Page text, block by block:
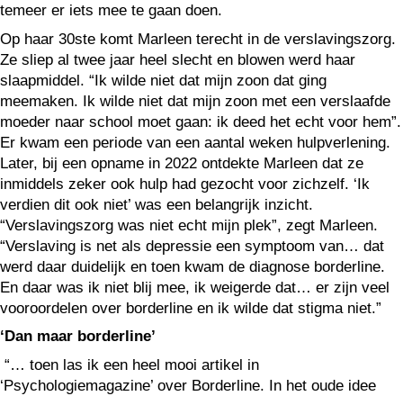
temeer er iets mee te gaan doen.
Op haar 30ste komt Marleen terecht in de verslavingszorg.
Ze sliep al twee jaar heel slecht en blowen werd haar
slaapmiddel. “Ik wilde niet dat mijn zoon dat ging
meemaken. Ik wilde niet dat mijn zoon met een verslaafde
moeder naar school moet gaan: ik deed het echt voor hem”.
Er kwam een periode van een aantal weken hulpverlening.
Later, bij een opname in 2022 ontdekte Marleen dat ze
inmiddels zeker ook hulp had gezocht voor zichzelf. ‘Ik
verdien dit ook niet’ was een belangrijk inzicht.
“Verslavingszorg was niet echt mijn plek”, zegt Marleen.
“Verslaving is net als depressie een symptoom van… dat
werd daar duidelijk en toen kwam de diagnose borderline.
En daar was ik niet blij mee, ik weigerde dat… er zijn veel
vooroordelen over borderline en ik wilde dat stigma niet.”
‘Dan maar borderline’
“… toen las ik een heel mooi artikel in
‘Psychologiemagazine’ over Borderline. In het oude idee